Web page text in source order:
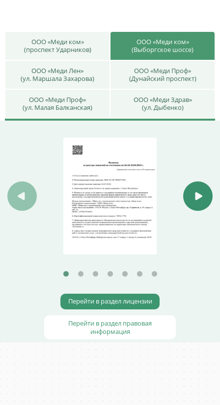
ООО «Меди ком»
(проспект Ударников)
ООО «Меди ком»
(Выборгское шоссе)
ООО «Меди Лен»
(ул. Маршала Захарова)
ООО «Меди Проф»
(Дунайский проспект)
ООО «Меди Проф»
(ул. Малая Балканская)
ООО «Меди Здрав»
(ул. Дыбенко)
Перейти в раздел лицензии
Перейти в раздел правовая
информация